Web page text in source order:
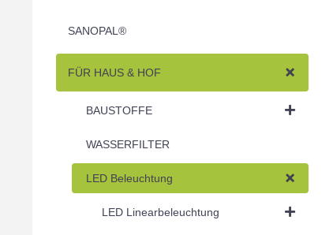
SANOPAL®
FÜR HAUS & HOF
BAUSTOFFE
WASSERFILTER
LED Beleuchtung
LED Linearbeleuchtung